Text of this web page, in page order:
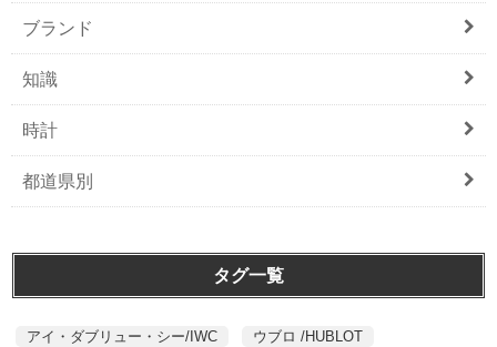
ブランド
知識
時計
都道県別
タグ一覧
アイ・ダブリュー・シー/IWC
ウブロ /HUBLOT